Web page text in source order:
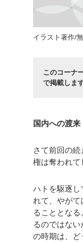
イラスト著作/
このコーナ
で掲載しま
国内への渡
さて前回の
権は奪われて
ハトを駆逐し
れて、やが
ることとな
るのではない
の時期は、ど